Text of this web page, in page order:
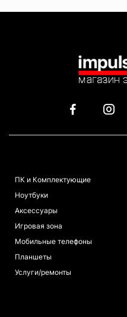
ПК и Комплектующие
Ноутбуки
Аксессуары
Игровая зона
Мобильные телефоны
Планшеты
Услуги/ремонты